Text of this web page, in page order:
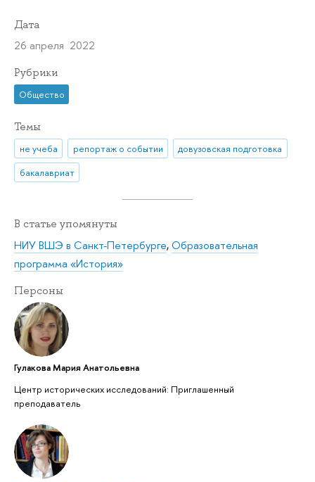
Дата
26 апреля 2022
Рубрики
Общество
Темы
не учеба репортаж о событии
довузовская подготовка
бакалавриат
В статье упомянуты
НИУ ВШЭ в Санкт-Петербурге,Образовательная
программа «История»
Персоны
Гулакова Мария Анатольевна
Центр исторических исследований: Приглашенный
преподаватель